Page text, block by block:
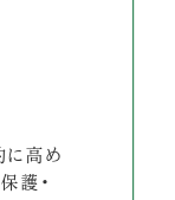
に高め
護・